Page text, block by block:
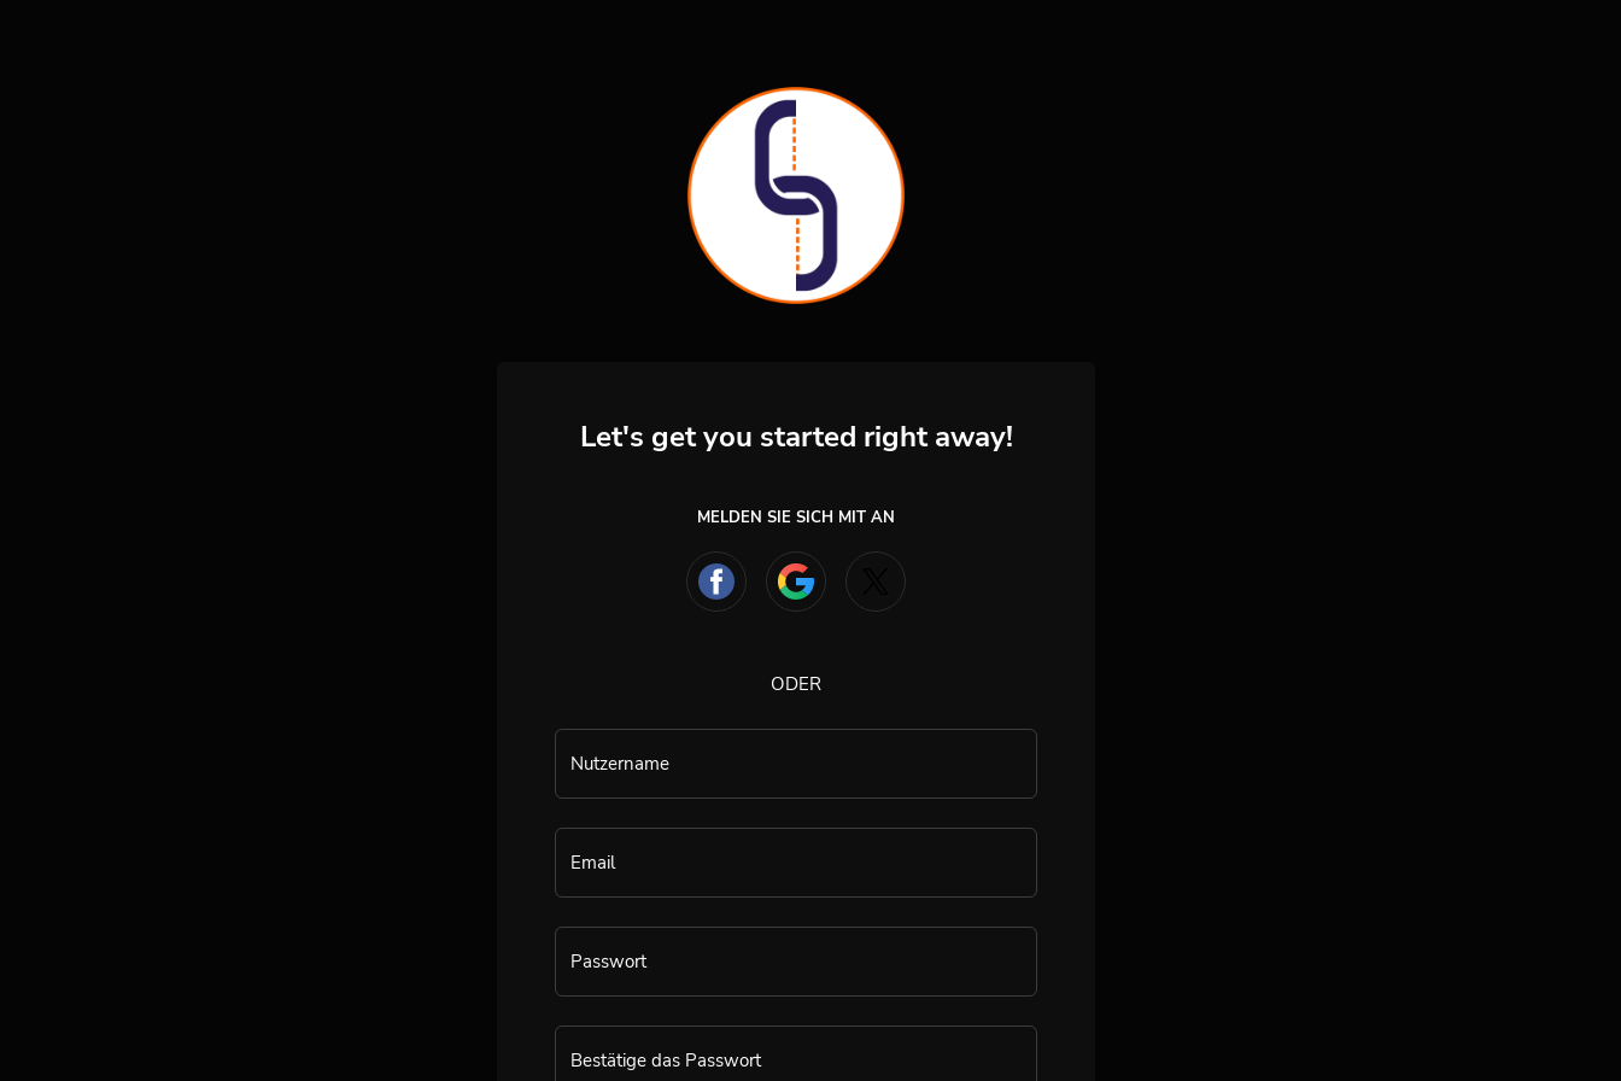
Let's get you started right away!
MELDEN SIE SICH MIT AN
ODER
Nutzername
Email
Passwort
Bestätige das Passwort